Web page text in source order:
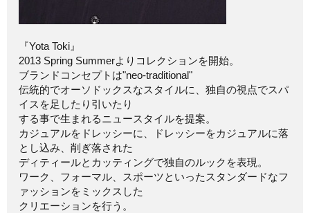
『Yota Toki』
2013 Spring Summerよりコレクションを開始。
ブランドコンセプトは"neo-traditional"
伝統的でオーソドックスなスタイルに、独自の視点でスパ
イスを足したり引いたり
する事で生まれるニュースタイルを提案。
カジュアルをドレッシーに、ドレッシーをカジュアルに落
とし込み、削ぎ落された
ディティールとカッティングで独自のルックを表現。
ワーク、フォーマル、スポーツといったスタンダードなフ
ァッションをミックスした
クリエーションを行う。